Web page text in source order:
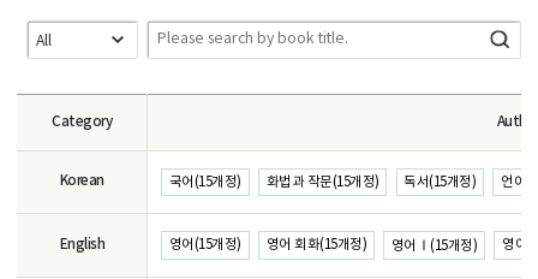
Category
Korean 국어(15개정) 화법과 작문(15개정) 독서(15개정) 언어
English 영어(15개정) 영어 회화(15개정) 영어Ⅰ(15개정) 영어